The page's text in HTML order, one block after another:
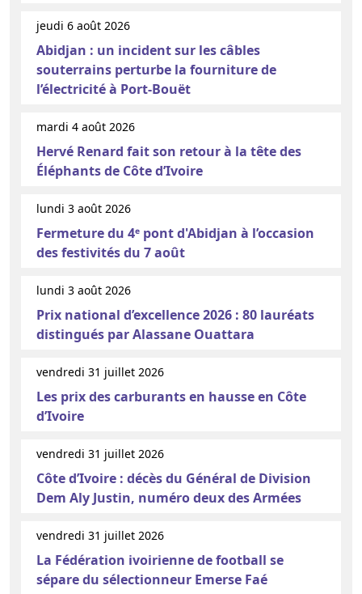
jeudi 6 août 2026
Abidjan : un incident sur les câbles
souterrains perturbe la fourniture de
l’électricité à Port-Bouët
mardi 4 août 2026
Hervé Renard fait son retour à la tête des
Éléphants de Côte d’Ivoire
lundi 3 août 2026
Fermeture du 4ᵉ pont d'Abidjan à l’occasion
des festivités du 7 août
lundi 3 août 2026
Prix national d’excellence 2026 : 80 lauréats
distingués par Alassane Ouattara
vendredi 31 juillet 2026
Les prix des carburants en hausse en Côte
d’Ivoire
vendredi 31 juillet 2026
Côte d’Ivoire : décès du Général de Division
Dem Aly Justin, numéro deux des Armées
vendredi 31 juillet 2026
La Fédération ivoirienne de football se
sépare du sélectionneur Emerse Faé